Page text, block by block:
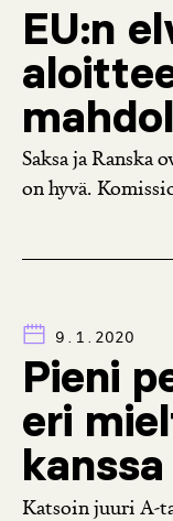
EU:n
Saksa ja Ranska
on hyvä.
9.1.2020
Pieni
eri
kanssa
Katsoin juuri A-